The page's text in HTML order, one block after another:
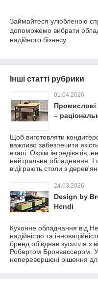
Займайтеся улюбленою
допоможемо вибрати
надійного бізнесу.
Інші статті рубрики
01.04.2026
Промислові
–
Щоб виготовляти
важливо забезпечити
етапі. Окрім інгредієнтів,
нейтральне обладнання. І
відіграють столи з
24.03.2026
Design by
Hendi
Кухонне обладнання від
надійністю та
бренд об’єднав зусилля
Робертом Бронвассером. У
неперевершені рішення